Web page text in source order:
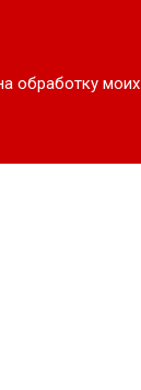
обработку моих